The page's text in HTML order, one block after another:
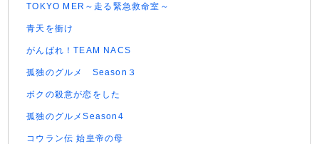
TOKYO MER～走る緊急救命室～
青天を衝け
がんばれ！TEAM NACS
孤独のグルメ Season３
ボクの殺意が恋をした
孤独のグルメSeason4
コウラン伝 始皇帝の母